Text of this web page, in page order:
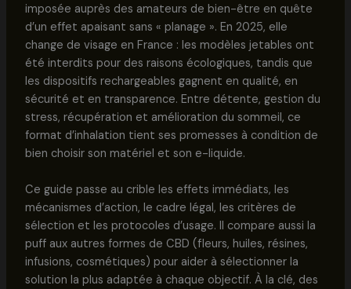
imposée auprès des amateurs de bien-être en quête
d’un effet apaisant sans « planage ». En 2025, elle
change de visage en France : les modèles jetables ont
été interdits pour des raisons écologiques, tandis que
les dispositifs rechargeables gagnent en qualité, en
sécurité et en transparence. Entre détente, gestion du
stress, récupération et amélioration du sommeil, ce
format d’inhalation tient ses promesses à condition de
bien choisir son matériel et son e-liquide.
Ce guide passe au crible les effets immédiats, les
mécanismes d’action, le cadre légal, les critères de
sélection et les protocoles d’usage. Il compare aussi la
puff aux autres formes de CBD (fleurs, huiles, résines,
infusions, cosmétiques) pour aider à sélectionner la
solution la plus adaptée à chaque objectif. À la clé, des